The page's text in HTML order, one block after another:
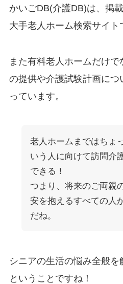
かいごDB(介護DB)は、掲
大手老人ホーム検索サイト
また有料老人ホームだけ
の提供や介護試験計画に
っています。
老人ホームまではちょ
いう人に向けて訪問介
できる！
つまり、将来のご両親
安を抱えるすべての人
だね。
シニアの生活の悩み全般を
ということですね！